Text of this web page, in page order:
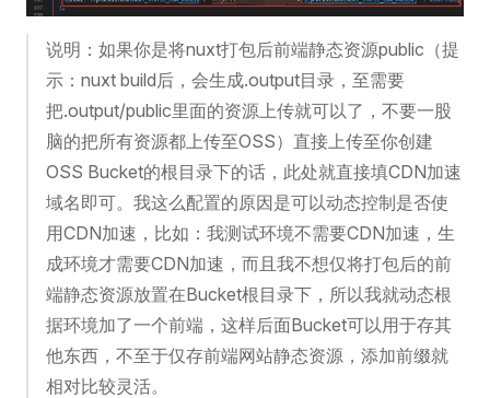
说明：如果你是将nuxt打包后前端静态资源public（提
示：nuxt build后，会生成.output目录，至需要
把.output/public里面的资源上传就可以了，不要一股
脑的把所有资源都上传至OSS）直接上传至你创建
OSS Bucket的根目录下的话，此处就直接填CDN加速
域名即可。我这么配置的原因是可以动态控制是否使
用CDN加速，比如：我测试环境不需要CDN加速，生
成环境才需要CDN加速，而且我不想仅将打包后的前
端静态资源放置在Bucket根目录下，所以我就动态根
据环境加了一个前端，这样后面Bucket可以用于存其
他东西，不至于仅存前端网站静态资源，添加前缀就
相对比较灵活。